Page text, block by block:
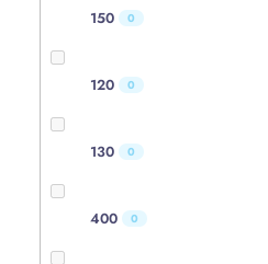
150 0
120 0
130 0
400 0